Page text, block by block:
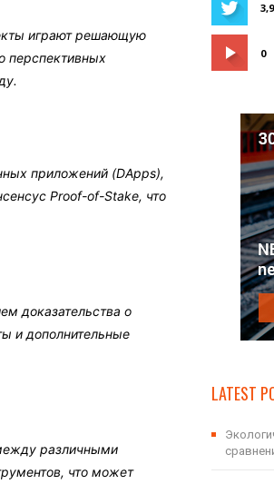
играют решающую
перспективных
приложений (DApps),
Proof-of-Stake, что
доказательства о
и дополнительные
различными
что может
0
LATEST